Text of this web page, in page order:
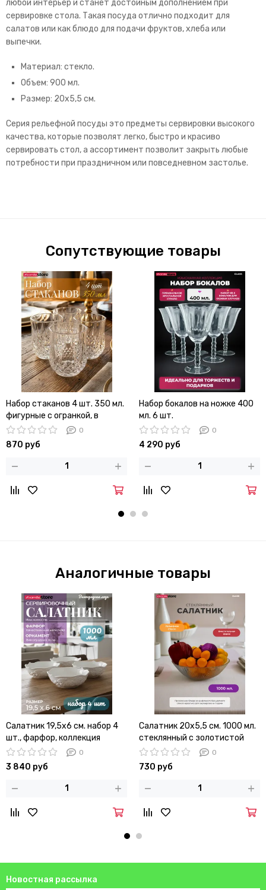
любой интерьер и станет достойным дополнением при
сервировке стола. Такая посуда отлично подходит для
салатов или как блюдо для подачи фруктов, хлеба или
выпечки.
Материал: стекло.
Объем: 900 мл.
Размер: 20х5,5 см.
Серия рельефной посуды это предметы сервировки высокого
качества, которые позволят легко, быстро и красиво
сервировать стол, а ассортимент позволит закрыть любые
потребности при праздничном или повседневном застолье.
Сопутствующие товары
Набор стаканов 4 шт. 350 мл.
фигурные с огранкой, в
подарочной коробке
0
870 руб
Набор бокалов на ножке 400
мл. 6 шт.
0
4 290 руб
Аналогичные товары
Салатник 19,5х6 см. набор 4
шт., фарфор, коллекция
"Виноградная лоза"
0
3 840 руб
Салатник 20х5,5 см. 1000 мл.
стеклянный с золотистой
обводкой
0
730 руб
Новостная рассылка